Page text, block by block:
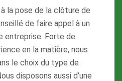
la pose de la clôture de
de faire appel à un
entreprise. Forte de
en la matière, nous
le choix du type de
disposons aussi d’une